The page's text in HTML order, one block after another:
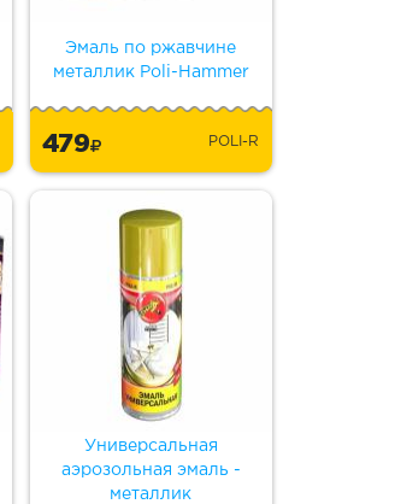
Эмаль по ржавчине
металлик Poli-Hammer
479 POLI-R
Универсальная
аэрозольная эмаль -
металлик